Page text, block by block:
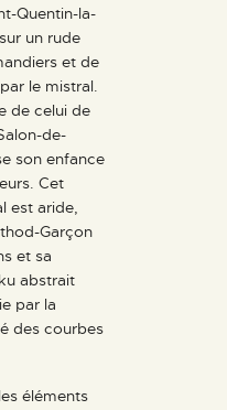
Quentin-la-
un rude
et de
le mistral.
de celui de
de-
son enfance
Cet
est aride,
Garçon
et sa
abstrait
par la
des courbes
éléments